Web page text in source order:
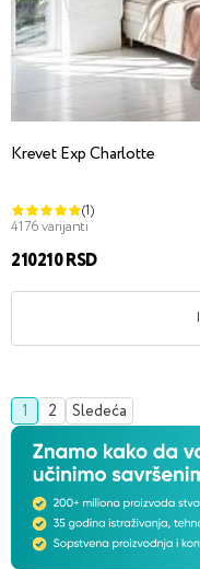
Krevet Exp Charlotte
(1)
4176 varijanti
210210 RSD
1 2 Sledeća